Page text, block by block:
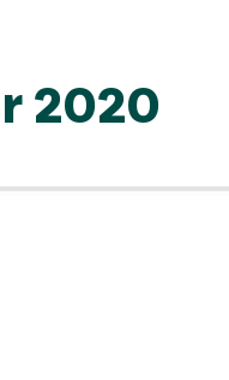
2020